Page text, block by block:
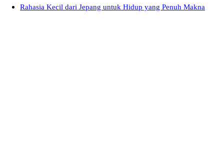
Rahasia Kecil dari Jepang untuk Hidup yang Penuh Makna